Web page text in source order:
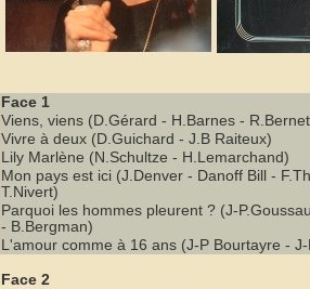
Face 1
Viens, viens (D.Gérard - H.Barnes -
Vivre à deux (D.Guichard - J.B Raiteux)
Lily Marlène (N.Schultze - H.Lemarchand)
Mon pays est ici (J.Denver - Danoff Bill -
T.Nivert)
Parquoi les hommes pleurent ? (J-
- B.Bergman)
L'amour comme à 16 ans (J-P Bourtayre -
Face 2